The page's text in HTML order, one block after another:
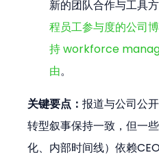
新的团队合作与工具方
程员工参与度的公司
持 workforce
由。
关键要点：报道与公司公
转型叙事保持一致，但一
化、内部时间线）依赖